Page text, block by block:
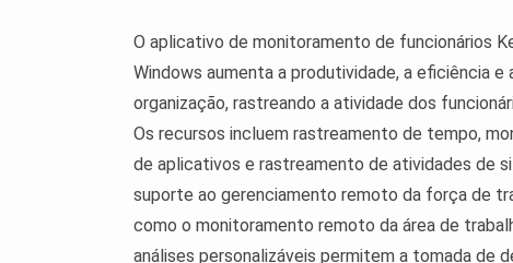
O aplicativo de monitoramento de funcionários
Windows aumenta a produtividade, a eficiência e
organização, rastreando a atividade dos
Os recursos incluem rastreamento de tempo,
de aplicativos e rastreamento de atividades de
suporte ao gerenciamento remoto da força de
como o monitoramento remoto da área de
análises personalizáveis permitem a tomada de